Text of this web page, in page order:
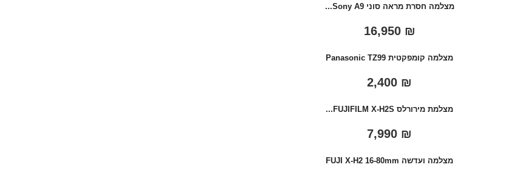
מצלמה חסרת מראה סוני Sony A9...
₪
16,950
מצלמה קומפקטית Panasonic TZ99
₪
מצלמת מירורלס FUJIFILM X-H2S...
₪
מצלמה ועדשה FUJI X-H2 16-80mm